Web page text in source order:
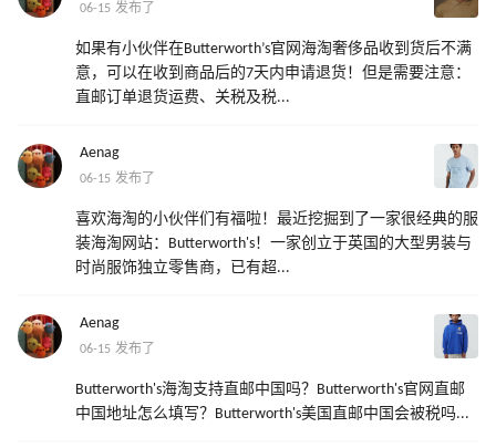
06-15 发布了
如果有小伙伴在Butterworth’s官网海淘奢侈品收到货后不满
意，可以在收到商品后的7天内申请退货！但是需要注意：
直邮订单退货运费、关税及税...
Aenag
06-15 发布了
喜欢海淘的小伙伴们有福啦！最近挖掘到了一家很经典的服
装海淘网站：Butterworth's！一家创立于英国的大型男装与
时尚服饰独立零售商，已有超...
Aenag
06-15 发布了
Butterworth's海淘支持直邮中国吗？Butterworth's官网直邮
中国地址怎么填写？Butterworth's美国直邮中国会被税吗...